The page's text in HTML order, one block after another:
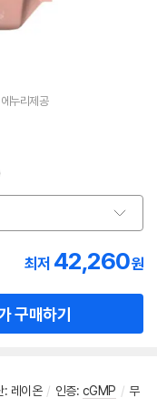
누리제공
최저 42,260원
구매하기
: 레이온 / 인증: cGMP / 무